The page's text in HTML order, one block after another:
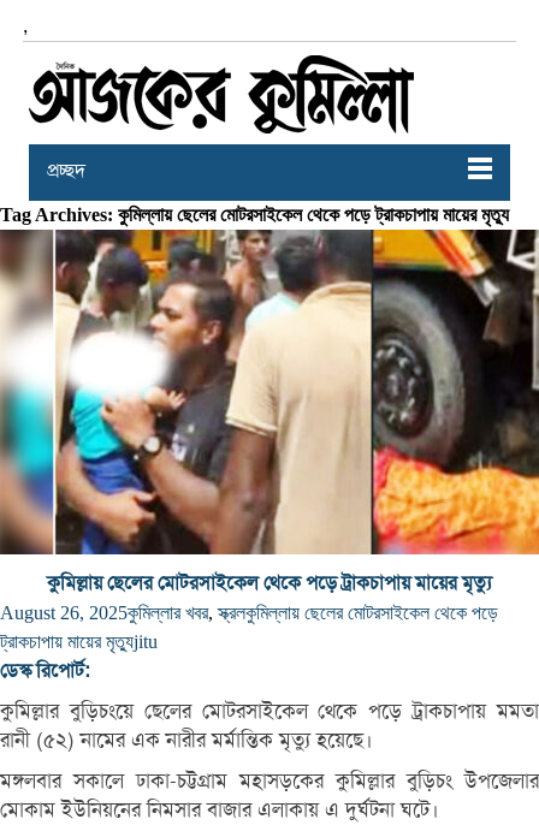
,
প্রচ্ছদ
Tag Archives: কুমিল্লায় ছেলের মোটরসাইকেল থেকে পড়ে ট্রাকচাপায় মায়ের মৃত্যু
কুমিল্লায় ছেলের মোটরসাইকেল থেকে পড়ে ট্রাকচাপায় মায়ের মৃত্যু
August 26, 2025কুমিল্লার খবর,স্ক্রলকুমিল্লায় ছেলের মোটরসাইকেল থেকে পড়ে
ট্রাকচাপায় মায়ের মৃত্যুjitu
ডেস্ক রিপোর্ট:
কুমিল্লার বুড়িচংয়ে ছেলের মোটরসাইকেল থেকে পড়ে ট্রাকচাপায় মমতা
রানী (৫২) নামের এক নারীর মর্মান্তিক মৃত্যু হয়েছে।
মঙ্গলবার সকালে ঢাকা-চট্টগ্রাম মহাসড়কের কুমিল্লার বুড়িচং উপজেলার
মোকাম ইউনিয়নের নিমসার বাজার এলাকায় এ দুর্ঘটনা ঘটে।